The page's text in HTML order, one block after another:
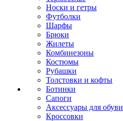
Носки и гетры
Футболки
Шарфы
Брюки
Жилеты
Комбинезоны
Костюмы
Рубашки
Толстовки и кофты
Ботинки
Сапоги
Аксессуары для обуви
Кроссовки